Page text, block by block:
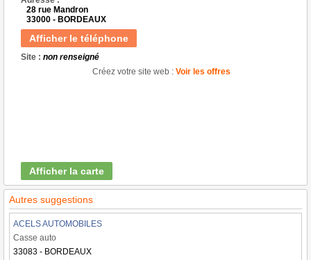
28 rue Mandron
33000 - BORDEAUX
Afficher le téléphone
Site : non renseigné
Créez votre site web : Voir les offres
Afficher la carte
Autres suggestions
ACELS AUTOMOBILES
Casse auto
33083 - BORDEAUX